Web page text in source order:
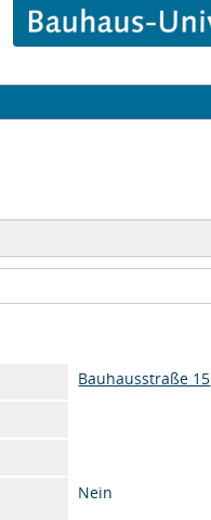
Bauhausstraße 15
Nein